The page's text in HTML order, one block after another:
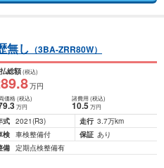
無し （3BA-ZRR80W）
総額(税込)
.8万円
価格(税込)
.3万円
諸費用 (税込)
10.5 万円
式 2021(R3) 走行 3.7万km
検 車検整備付 保証 あり
備 定期点検整備有